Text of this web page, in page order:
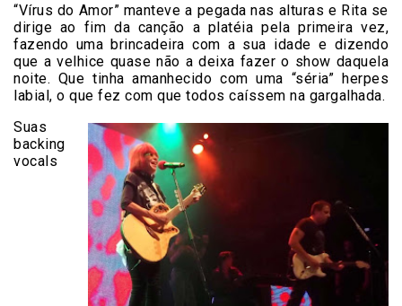
“Vírus do Amor” manteve a pegada nas alturas e Rita se
dirige ao fim da canção a platéia pela primeira vez,
fazendo uma brincadeira com a sua idade e dizendo
que a velhice quase não a deixa fazer o show daquela
noite. Que tinha amanhecido com uma “séria” herpes
labial, o que fez com que todos caíssem na gargalhada.
Suas
backing
vocals